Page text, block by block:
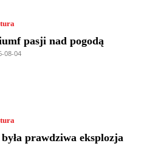
pasji nad pogodą
08-04
była prawdziwa eksplozja